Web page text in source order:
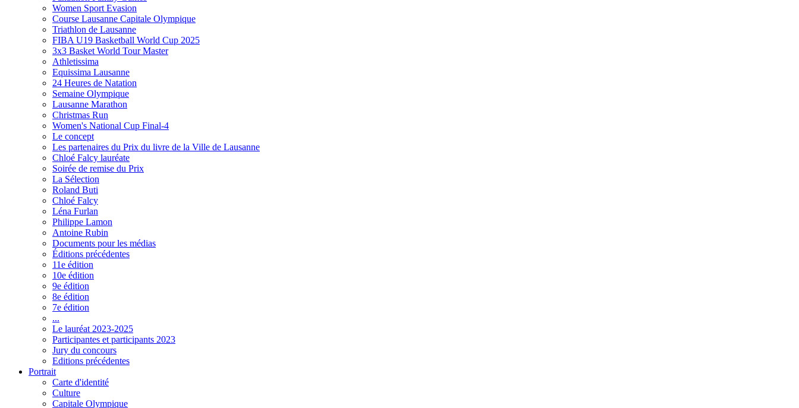
Women Sport Evasion
Course Lausanne Capitale Olympique
Triathlon de Lausanne
FIBA U19 Basketball World Cup 2025
3x3 Basket World Tour Master
Athletissima
Equissima Lausanne
24 Heures de Natation
Semaine Olympique
Lausanne Marathon
Christmas Run
Women's National Cup Final-4
Le concept
Les partenaires du Prix du livre de la Ville de Lausanne
Chloé Falcy lauréate
Soirée de remise du Prix
La Sélection
Roland Buti
Chloé Falcy
Léna Furlan
Philippe Lamon
Antoine Rubin
Documents pour les médias
Éditions précédentes
11e édition
10e édition
9e édition
8e édition
7e édition
...
Le lauréat 2023-2025
Participantes et participants 2023
Jury du concours
Editions précédentes
Portrait
Carte d'identité
Culture
Capitale Olympique